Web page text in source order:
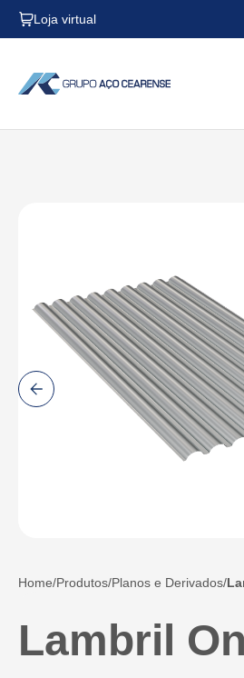
Loja virtual
Home Produtos Planos e Derivados
Lambril